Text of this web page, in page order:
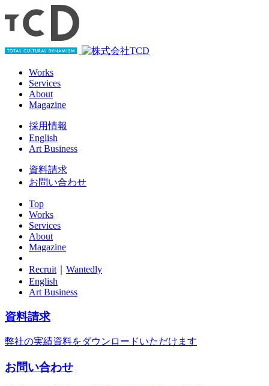
Works
Services
About
Magazine
採用情報
English
Art Business
資料請求
お問い合わせ
Top
Works
Services
About
Magazine
Recruit
Wantedly
English
Art Business
資料請求
弊社の実績資料をダウンロードいただけます
お問い合わせ